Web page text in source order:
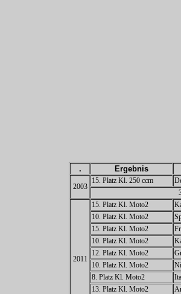
. Ergebnis
2003
15. Platz Kl. 250 ccm
2011
15. Platz Kl. Moto2
10. Platz Kl. Moto2
15. Platz Kl. Moto2
10. Platz Kl. Moto2
12. Platz Kl. Moto2
10. Platz Kl. Moto2
8. Platz Kl. Moto2
13. Platz Kl. Moto2